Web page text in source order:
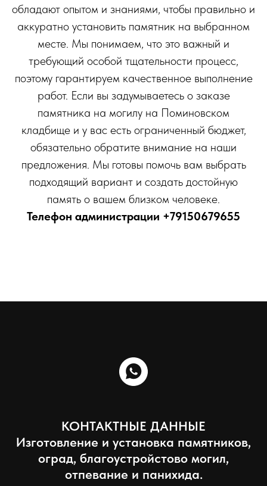
обладают опытом и знаниями, чтобы правильно и
аккуратно установить памятник на выбранном
месте. Мы понимаем, что это важный и
требующий особой тщательности процесс,
поэтому гарантируем качественное выполнение
работ. Если вы задумываетесь о заказе
памятника на могилу на Поминовском
кладбище и у вас есть ограниченный бюджет,
обязательно обратите внимание на наши
предложения. Мы готовы помочь вам выбрать
подходящий вариант и создать достойную
память о вашем близком человеке.
Телефон администрации +79150679655
КОНТАКТНЫЕ ДАННЫЕ
Изготовление и установка памятников,
оград, благоустройстово могил,
отпевание и панихида.